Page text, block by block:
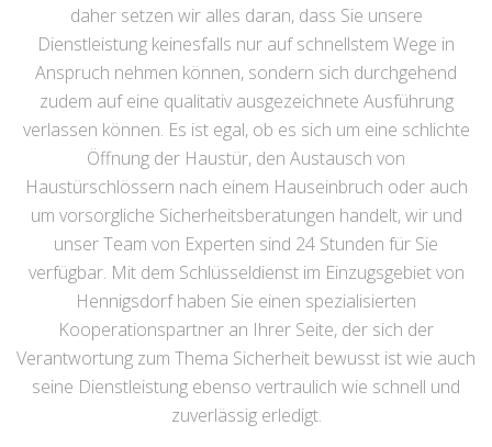
daher setzen wir alles daran, dass Sie unsere
Dienstleistung keinesfalls nur auf schnellstem Wege in
Anspruch nehmen können, sondern sich durchgehend
zudem auf eine qualitativ ausgezeichnete Ausführung
verlassen können. Es ist egal, ob es sich um eine schlichte
Öffnung der Haustür, den Austausch von
Haustürschlössern nach einem Hauseinbruch oder auch
um vorsorgliche Sicherheitsberatungen handelt, wir und
unser Team von Experten sind 24 Stunden für Sie
verfügbar. Mit dem Schlüsseldienst im Einzugsgebiet von
Hennigsdorf haben Sie einen spezialisierten
Kooperationspartner an Ihrer Seite, der sich der
Verantwortung zum Thema Sicherheit bewusst ist wie auch
seine Dienstleistung ebenso vertraulich wie schnell und
zuverlässig erledigt.